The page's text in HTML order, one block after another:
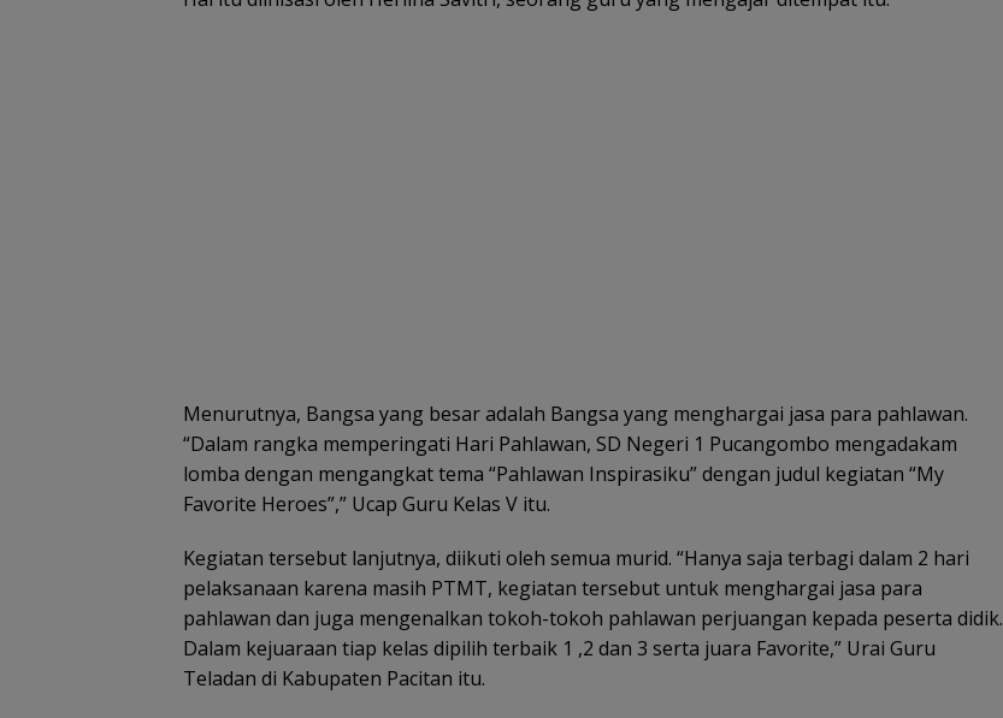
Menurutnya, Bangsa yang besar adalah Bangsa yang menghargai jasa para pahlawan.
“Dalam rangka memperingati Hari Pahlawan, SD Negeri 1 Pucangombo mengadakam
lomba dengan mengangkat tema “Pahlawan Inspirasiku” dengan judul kegiatan “My
Favorite Heroes”,” Ucap Guru Kelas V itu.
Kegiatan tersebut lanjutnya, diikuti oleh semua murid. “Hanya saja terbagi dalam 2 hari
pelaksanaan karena masih PTMT, kegiatan tersebut untuk menghargai jasa para
pahlawan dan juga mengenalkan tokoh-tokoh pahlawan perjuangan kepada peserta didik.
Dalam kejuaraan tiap kelas dipilih terbaik 1 ,2 dan 3 serta juara Favorite,” Urai Guru
Teladan di Kabupaten Pacitan itu.